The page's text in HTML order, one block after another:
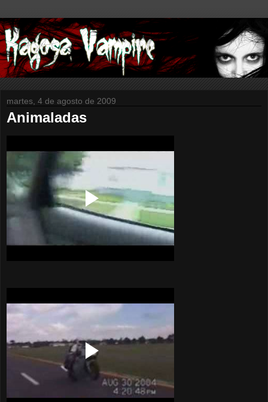
martes, 4 de agosto de 2009
Animaladas